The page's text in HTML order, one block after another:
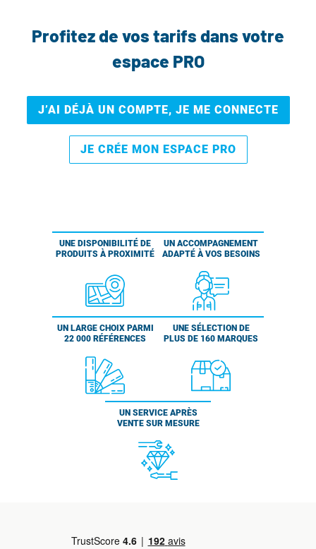
Profitez de vos tarifs dans votre
espace PRO
J’AI DÉJÀ UN COMPTE, JE ME CONNECTE
JE CRÉE MON ESPACE PRO
UNE DISPONIBILITÉ DE
PRODUITS À PROXIMITÉ
UN ACCOMPAGNEMENT
ADAPTÉ À VOS BESOINS
UN LARGE CHOIX PARMI
22 000 RÉFÉRENCES
UNE SÉLECTION DE
PLUS DE 160 MARQUES
UN SERVICE APRÈS
VENTE SUR MESURE